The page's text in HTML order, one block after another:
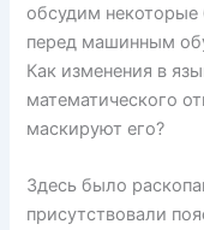
обсудим некоторые
перед машинным
Как изменения в
математического
маскируют его?
Здесь было
присутствовали